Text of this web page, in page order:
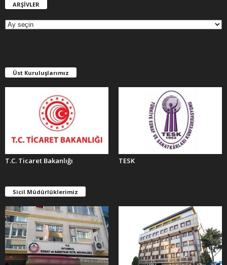
ARŞİVLER
E
R
Üst Kuruluşlarımız
T.C. Ticaret Bakanlığı TESK
Sicil Müdürlüklerimiz